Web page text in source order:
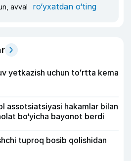
avval ro‘yxatdan o‘ting
yetkazish uchun toʻrtta kema
assotsiatsiyasi hakamlar bilan
bo‘yicha bayonot berdi
tuproq bosib qolishidan